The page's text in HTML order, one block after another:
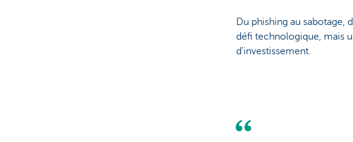
Du phishing au sabotage,
défi technologique, mais
d'investissement.